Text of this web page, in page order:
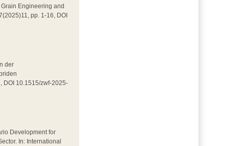
Engineering and
pp. 1-16, DOI
der
DOI 10.1515/zwf-2025-
Development for
In: International